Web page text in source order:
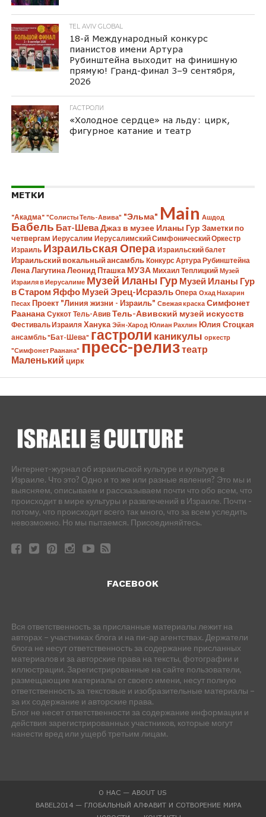
TEL AVIV GLOBAL
18-й Международный конкурс
пианистов имени Артура
Рубинштейна выходит на финишную
прямую! Гранд-финал 3–9 сентября,
2026
ГАСТРОЛИ
«Холодное сердце» на льду: цирк,
фигурное катание и театр
МЕТКИ
"Акадма" "Солисты Тель-Авива" "Эльма" Main Ашдод
Бабель Бат-ШеваДжаз в музее Иланы Гур Заметки по
четвергам Иерусалим Иерусалимский Симфонический Оркестр
Израиль Израильская Опера Израильский балет
Израильский вокальный ансамбль Конкурс Артура Рубинштейна
Лена Лагутина Леонид Пташка МУЗА Михаил Теплицкий Музей
Израиля в Иерусалиме Музей Иланы Гур Музей Иланы Гур
в Старом Яффо Музей Эрец-Исраэль Опера Охад Нахарин
Песах Проект "Линия жизни - Израиль" Свежая краска Симфонет
Раанана Суккот Тель-Авив Тель-Авивский музей искусств
Фестиваль Израиля Ханука Эйн-Харод Юлиан Рахлин Юлия Стоцкая
ансамбль "Бат-Шева" гастроли каникулы оркестр
"Симфонет Раанана" пресс-релизтеатр
Маленький цирк
Интернет-журнал об израильской культуре и культуре в
Израиле. Что это? Одно и то же или разные явления? Это мы и
выясняем, описываем и рассказываем почти что обо всем, что
происходит в мире культуры и развлечений в Израиле. Почти -
потому, что происходит всего так много, что за всем уследить
невозможно. Но мы пытаемся. Присоединяйтесь.
FACEBOOK
Вся ответственность за присланные материалы лежит на
авторах – участниках блога и на пи-ар агентствах. Держатели
блога не несут ответственность за содержание присланных
материалов и за авторские права на тексты, фотографии и
иллюстрации. Зарегистрированные на сайте пользователи,
размещающие материалы от своего имени, несут полную
ответственность за текстовые и изобразительные материалы –
за их содержание и авторские права.
Блог не несет ответственности за содержание информации и
действия зарегистрированных участников, которые могут
нанести вред или ущерб третьим лицам.
О НАС — ABOUT US
BABEL2014 — ГЛОБАЛЬНЫЙ АЛФАВИТ И СОТВОРЕНИЕ МИРА